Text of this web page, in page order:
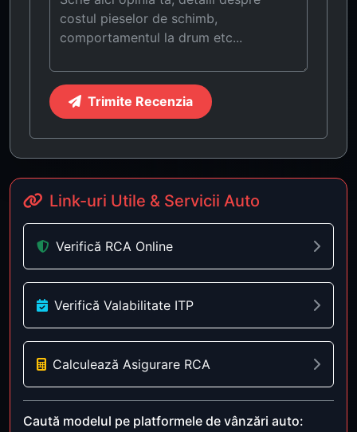
Trimite Recenzia
Link-uri Utile & Servicii Auto
Verifică RCA Online
Verifică Valabilitate ITP
Calculează Asigurare RCA
Caută modelul pe platformele de vânzări auto: